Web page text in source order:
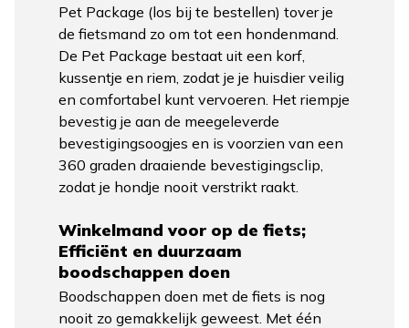
Pet Package (los bij te bestellen) tover je
de fietsmand zo om tot een hondenmand.
De Pet Package bestaat uit een korf,
kussentje en riem, zodat je je huisdier veilig
en comfortabel kunt vervoeren. Het riempje
bevestig je aan de meegeleverde
bevestigingsoogjes en is voorzien van een
360 graden draaiende bevestigingsclip,
zodat je hondje nooit verstrikt raakt.
Winkelmand voor op de fiets;
Efficiënt en duurzaam
boodschappen doen
Boodschappen doen met de fiets is nog
nooit zo gemakkelijk geweest. Met één